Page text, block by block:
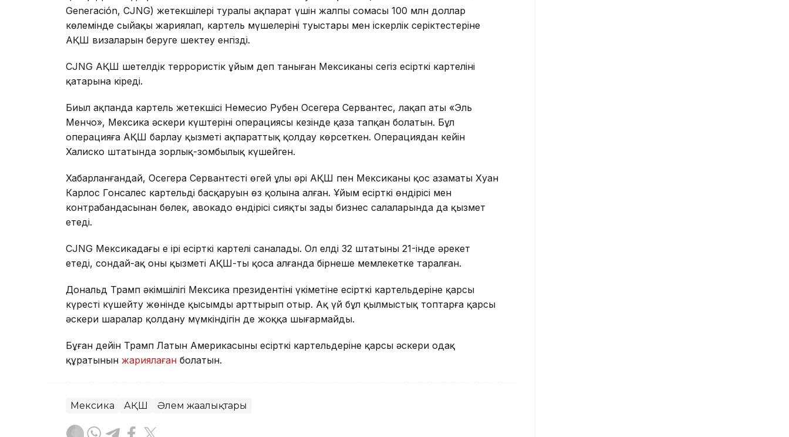
Generación, CJNG) жетекшілері туралы ақпарат үшін жалпы сомасы 100 млн доллар
көлемінде сыйақы жариялап, картель мүшелерінің туыстары мен іскерлік серіктестеріне
АҚШ визаларын беруге шектеу енгізді.
CJNG АҚШ шетелдік террористік ұйым деп таныған Мексиканың сегіз есірткі картелінің
қатарына кіреді.
Биыл ақпанда картель жетекшісі Немесио Рубен Осегера Сервантес, лақап аты «Эль
Менчо», Мексика әскери күштерінің операциясы кезінде қаза тапқан болатын. Бұл
операцияға АҚШ барлау қызметі ақпараттық қолдау көрсеткен. Операциядан кейін
Халиско штатында зорлық-зомбылық күшейген.
Хабарланғандай, Осегера Сервантестің өгей ұлы әрі АҚШ пен Мексиканың қос азаматы Хуан
Карлос Гонсалес картельдің басқаруын өз қолына алған. Ұйым есірткі өндірісі мен
контрабандасынан бөлек, авокадо өндірісі сияқты заңды бизнес салаларында да қызмет
етеді.
CJNG Мексикадағы ең ірі есірткі картелі саналады. Ол елдің 32 штатының 21-інде әрекет
етеді, сондай-ақ оның қызметі АҚШ-ты қоса алғанда бірнеше мемлекетке таралған.
Дональд Трамп әкімшілігі Мексика президентінің үкіметіне есірткі картельдеріне қарсы
күресті күшейту жөнінде қысымды арттырып отыр. Ақ үй бұл қылмыстық топтарға қарсы
әскери шаралар қолдану мүмкіндігін де жоққа шығармайды.
Бұған дейін Трамп Латын Америкасының есірткі картельдеріне қарсы әскери одақ
құратынын жариялаған болатын.
Мексика АҚШ Әлем жаңалықтары